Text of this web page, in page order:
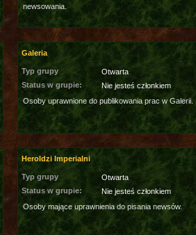
newsowania.
Galeria
Typ grupy
Otwarta
Status w grupie:
Nie jesteś członkiem
Osoby uprawnione do publikowania prac w Galerii.
Heroldzi Imperialni
Typ grupy
Otwarta
Status w grupie:
Nie jesteś członkiem
Osoby mające uprawnienia do pisania newsów.